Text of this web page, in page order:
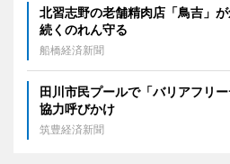
北習志野の老舗精肉店「鳥吉」
続くのれん守る
船橋経済新聞
田川市民プールで「バリアフリ
協力呼びかけ
筑豊経済新聞